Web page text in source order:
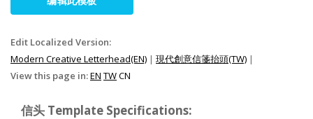
Edit Localized Version:
Modern Creative Letterhead(EN) | 現代創意信箋抬頭(TW) |
View this page in:EN TWCN
信头 Template Specifications: